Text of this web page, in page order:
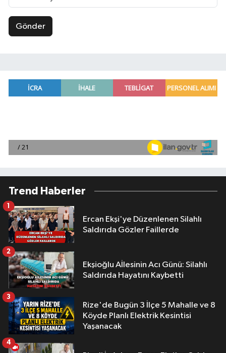
Gönder
Trend Haberler
Ercan Ekşi'ye Düzenlenen Silahlı
Saldırıda Gözler Faillerde
1
Ekşioğlu Aİlesinin Acı Günü: Silahlı
Saldırıda Hayatını Kaybetti
2
Rize'de Bugün 3 İlçe 5 Mahalle ve 8
Köyde Planlı Elektrik Kesintisi
Yaşanacak
3
4